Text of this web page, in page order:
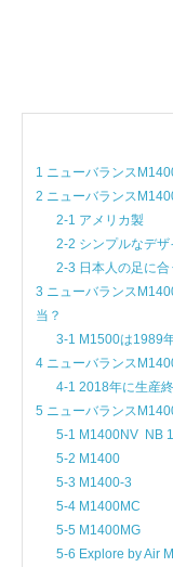
1 ニューバランス
2 ニューバランス
2-1 アメリカ製
2-2 シンプルなデザ
2-3 日本人の足に合
3 ニューバランス
当？
3-1 M1500は1989
4 ニューバランス
4-1 2018年に生産
5 ニューバランス
5-1 M1400NV NB
5-2 M1400
5-3 M1400-3
5-4 M1400MC
5-5 M1400MG
5-6 Explore by Air